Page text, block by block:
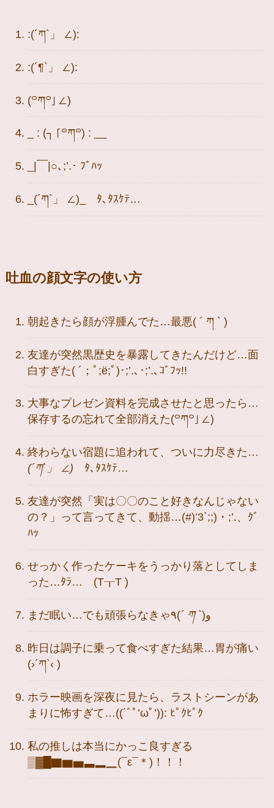
:(´ཀ`」 ∠):
:(´¶`」 ∠):
(꒪ཀ꒪」∠)
_ : (┐「꒪ཀ꒪) : __
_|￣|○､;’.･ ﾌﾞﾊｯ
_(´ཀ`」 ∠)_ ﾀ､ﾀｽｹﾃ…
吐血の顔文字の使い方
朝起きたら顔が浮腫んでた…最悪( ´ ཀ ` )
友達が突然黒歴史を暴露してきたんだけど…面
白すぎた( ´；ﾟ;ё;ﾟ)･;’.､･;’.､ｺﾞﾌｯ!!
大事なプレゼン資料を完成させたと思ったら…
保存するの忘れて全部消えた(꒪ཀ꒪」∠)
終わらない宿題に追われて、ついに力尽きた…
(´ཀ`」 ∠) ﾀ､ﾀｽｹﾃ…
友達が突然「実は〇〇のこと好きなんじゃない
の？」って言ってきて、動揺…(#)’3`;;)・;’.、ｸﾞ
ﾊｯ
せっかく作ったケーキをうっかり落としてしま
った…ﾀﾗ… (T┰T )
まだ眠い…でも頑張らなきゃ٩(´ ཀ ` )و
昨日は調子に乗って食べすぎた結果…胃が痛い
(›´ཀ`‹ )
ホラー映画を深夜に見たら、ラストシーンがあ
まりに怖すぎて…((´ﾞﾟ’ωﾟ’)): ﾋﾟｸﾋﾟｸ
私の推しは本当にかっこ良すぎる
▒▓█▇▆▅▃▂▁(¯ε¯＊)！！！